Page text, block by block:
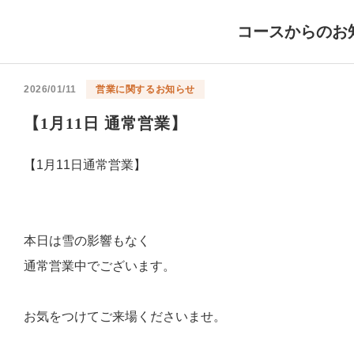
コースからのお
2026/01/11 営業に関するお知らせ
【1月11日 通常営業】
【1月11日通常営業】
本日は雪の影響もなく
通常営業中でございます。
お気をつけてご来場くださいませ。